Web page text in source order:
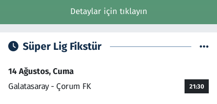
Detaylar için tıklayın
Süper Lig Fikstür
14 Ağustos, Cuma
Galatasaray - Çorum FK
21:30